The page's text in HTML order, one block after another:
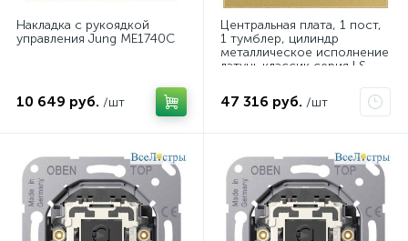
Накладка с рукоядкой
управления Jung ME1740C
10 649 руб. /шт
Центральная плата, 1 пост,
1 тумблер, цилиндр
металлическое исполнение
латунь классик серия LS
47 316 руб. /шт